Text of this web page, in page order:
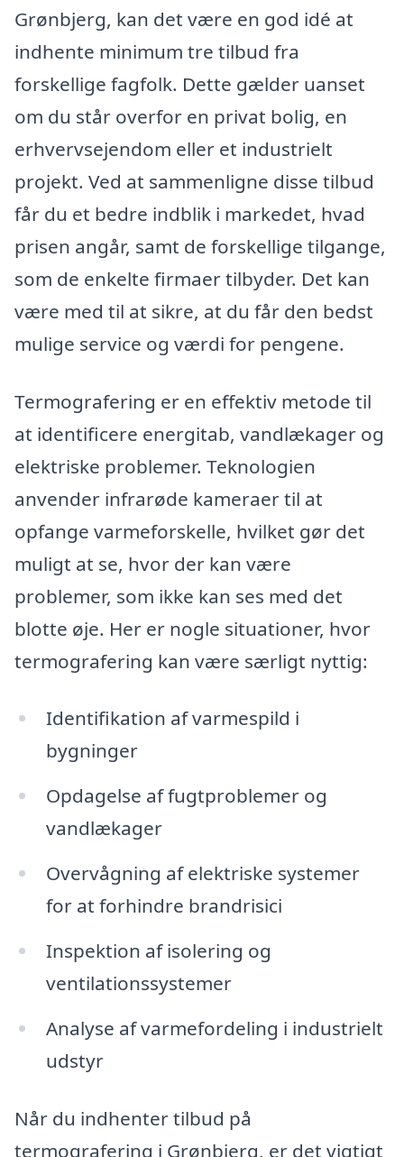
Grønbjerg, kan det være en god idé at
indhente minimum tre tilbud fra
forskellige fagfolk. Dette gælder uanset
om du står overfor en privat bolig, en
erhvervsejendom eller et industrielt
projekt. Ved at sammenligne disse tilbud
får du et bedre indblik i markedet, hvad
prisen angår, samt de forskellige tilgange,
som de enkelte firmaer tilbyder. Det kan
være med til at sikre, at du får den bedst
mulige service og værdi for pengene.
Termografering er en effektiv metode til
at identificere energitab, vandlækager og
elektriske problemer. Teknologien
anvender infrarøde kameraer til at
opfange varmeforskelle, hvilket gør det
muligt at se, hvor der kan være
problemer, som ikke kan ses med det
blotte øje. Her er nogle situationer, hvor
termografering kan være særligt nyttig:
Identifikation af varmespild i
bygninger
Opdagelse af fugtproblemer og
vandlækager
Overvågning af elektriske systemer
for at forhindre brandrisici
Inspektion af isolering og
ventilationssystemer
Analyse af varmefordeling i industrielt
udstyr
Når du indhenter tilbud på
termografering i Grønbjerg, er det vigtigt